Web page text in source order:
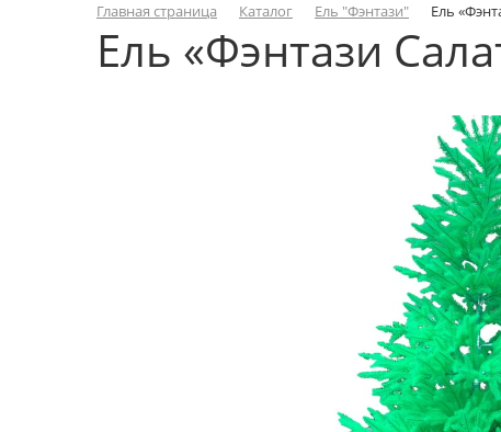
Главная страница Каталог Ель "Фэнтази" Ель
Ель «Фэнтази